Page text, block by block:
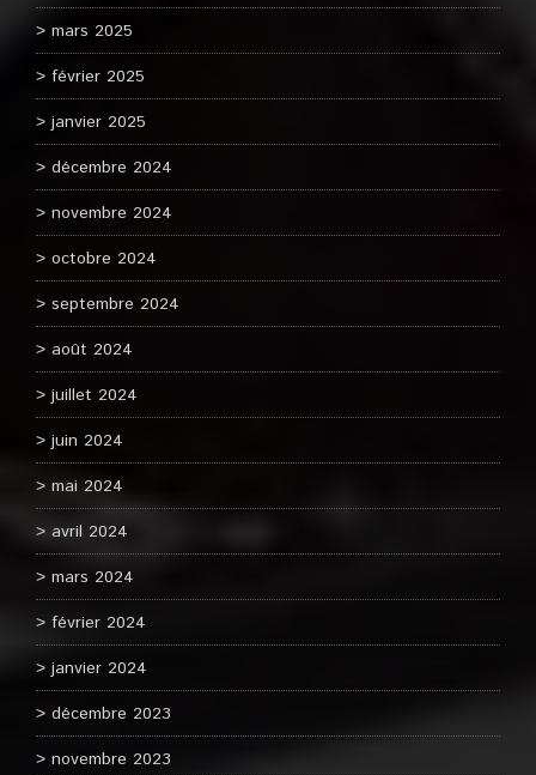
mars 2025
février 2025
janvier 2025
décembre 2024
novembre 2024
octobre 2024
septembre 2024
août 2024
juillet 2024
juin 2024
mai 2024
avril 2024
mars 2024
février 2024
janvier 2024
décembre 2023
novembre 2023